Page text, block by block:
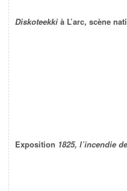
Diskoteekki à L’arc, scène
Exposition 1825, l’incendie